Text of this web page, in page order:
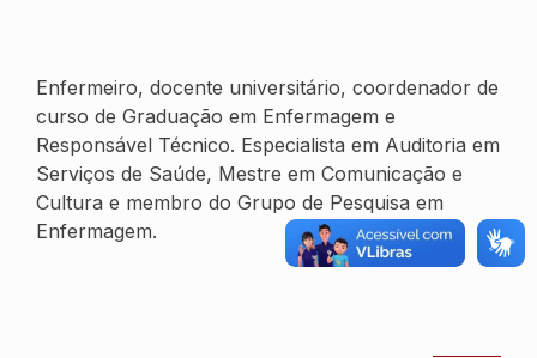
Enfermeiro, docente universitário, coordenador de
curso de Graduação em Enfermagem e
Responsável Técnico. Especialista em Auditoria em
Serviços de Saúde, Mestre em Comunicação e
Cultura e membro do Grupo de Pesquisa em
Enfermagem.